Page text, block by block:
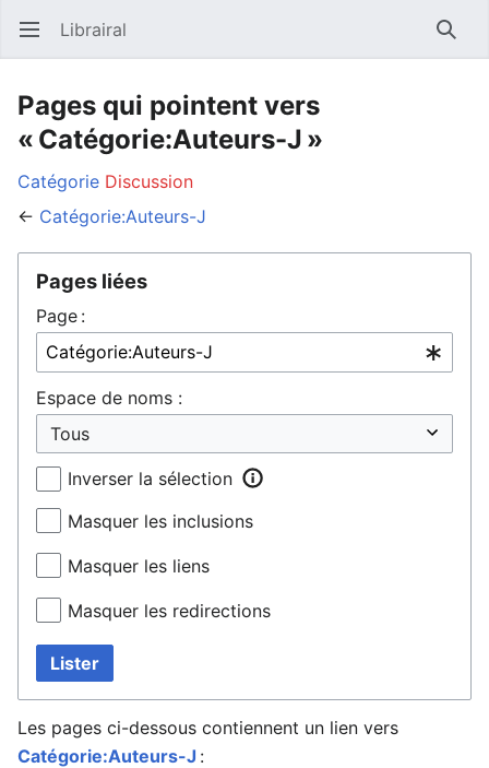
Ouvrir le menu principal Librairal
Pages qui pointent vers
« Catégorie:Auteurs-J »
Catégorie Discussion
← Catégorie:Auteurs-J
Pages liées
Page :
Espace de noms :
Inverser la sélection
Masquer les inclusions
Masquer les liens
Masquer les redirections
Lister
Les pages ci-dessous contiennent un lien vers
Catégorie:Auteurs-J :